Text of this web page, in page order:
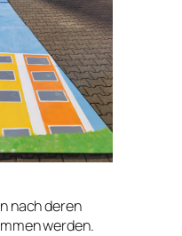
nach deren
werden.